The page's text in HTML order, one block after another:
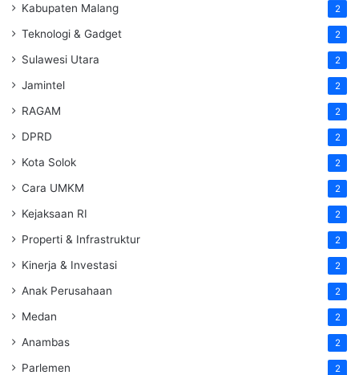
Kabupaten Malang 2
Teknologi & Gadget 2
Sulawesi Utara 2
Jamintel 2
RAGAM 2
DPRD 2
Kota Solok 2
Cara UMKM 2
Kejaksaan RI 2
Properti & Infrastruktur 2
Kinerja & Investasi 2
Anak Perusahaan 2
Medan 2
Anambas 2
Parlemen 2